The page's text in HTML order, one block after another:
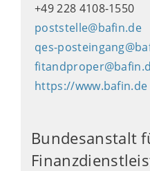
+49 228 4108-1550
poststelle@bafin.de
qes-
https://www.bafin.de
Bundesanstalt